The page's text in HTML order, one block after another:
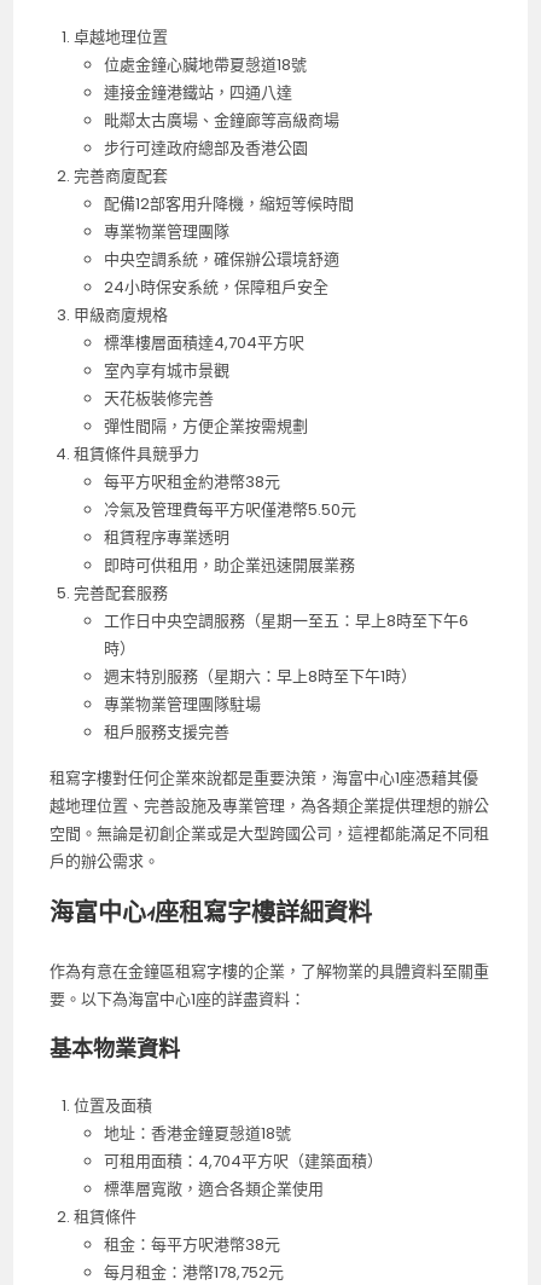
卓越地理位置
位處金鐘心臟地帶夏愨道18號
連接金鐘港鐵站，四通八達
毗鄰太古廣場、金鐘廊等高級商場
步行可達政府總部及香港公園
完善商廈配套
配備12部客用升降機，縮短等候時間
專業物業管理團隊
中央空調系統，確保辦公環境舒適
24小時保安系統，保障租戶安全
甲級商廈規格
標準樓層面積達4,704平方呎
室內享有城市景觀
天花板裝修完善
彈性間隔，方便企業按需規劃
租賃條件具競爭力
每平方呎租金約港幣38元
冷氣及管理費每平方呎僅港幣5.50元
租賃程序專業透明
即時可供租用，助企業迅速開展業務
完善配套服務
工作日中央空調服務（星期一至五：早上8時至下午6
時）
週末特別服務（星期六：早上8時至下午1時）
專業物業管理團隊駐場
租戶服務支援完善
租寫字樓對任何企業來說都是重要決策，海富中心1座憑藉其優
越地理位置、完善設施及專業管理，為各類企業提供理想的辦公
空間。無論是初創企業或是大型跨國公司，這裡都能滿足不同租
戶的辦公需求。
海富中心1座租寫字樓詳細資料
作為有意在金鐘區租寫字樓的企業，了解物業的具體資料至關重
要。以下為海富中心1座的詳盡資料：
基本物業資料
位置及面積
地址：香港金鐘夏愨道18號
可租用面積：4,704平方呎（建築面積）
標準層寬敞，適合各類企業使用
租賃條件
租金：每平方呎港幣38元
每月租金：港幣178,752元